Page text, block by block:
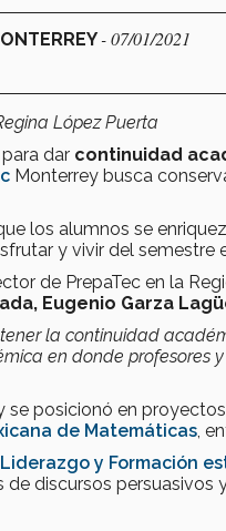
- 07/01/2021
López Puerta
dar continuidad
Monterrey busca
los alumnos se
y vivir del semestre
de PrepaTec en la
Eugenio Garza
la continuidad
en donde profesores
se posicionó en
de Matemáticas ,
Liderazgo y Formación
discursos persuasivos